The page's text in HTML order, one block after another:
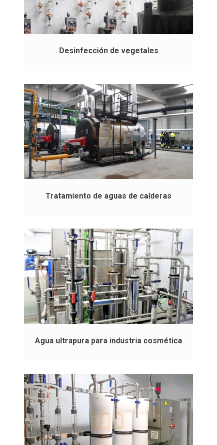
Desinfección de vegetales
Tratamiento de aguas de calderas
Agua ultrapura para industria cosmética